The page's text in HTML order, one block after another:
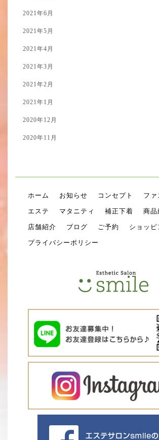
2021年6月
2021年5月
2021年4月
2021年3月
2021年2月
2021年1月
2020年12月
2020年11月
ホーム お知らせ コンセプト フ
エステ マタニティ 補正下着 商品
店舗紹介 ブログ ご予約 ショッピ
プライバシーポリシー